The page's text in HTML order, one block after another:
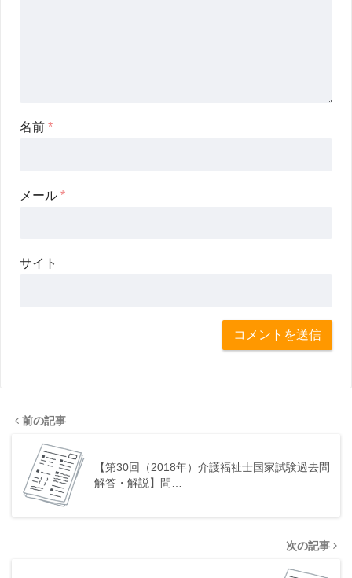
名前 *
メール *
サイト
前の記事
【第30回（2018年）介護福祉士国家試験過去問
解答・解説】問…
次の記事